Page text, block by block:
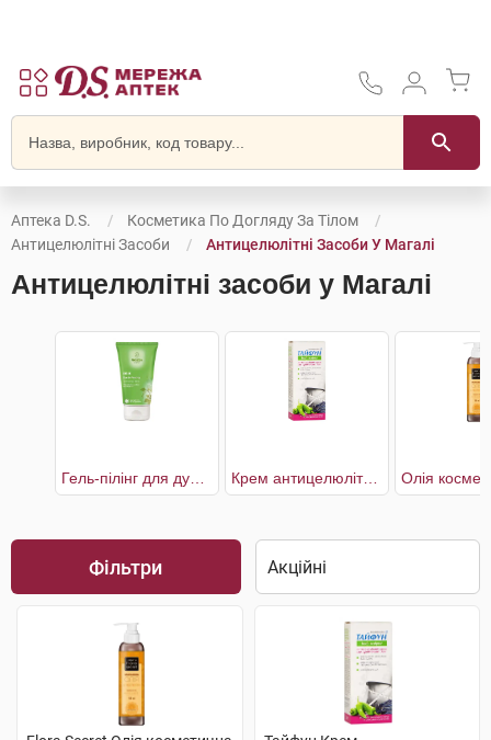
Аптека D.S.
Косметика По Догляду За Тілом
Антицелюлітні Засоби
Антицелюлітні Засоби У Магалі
Антицелюлітні засоби у Магалі
Крем антицелюлітний
Фільтри